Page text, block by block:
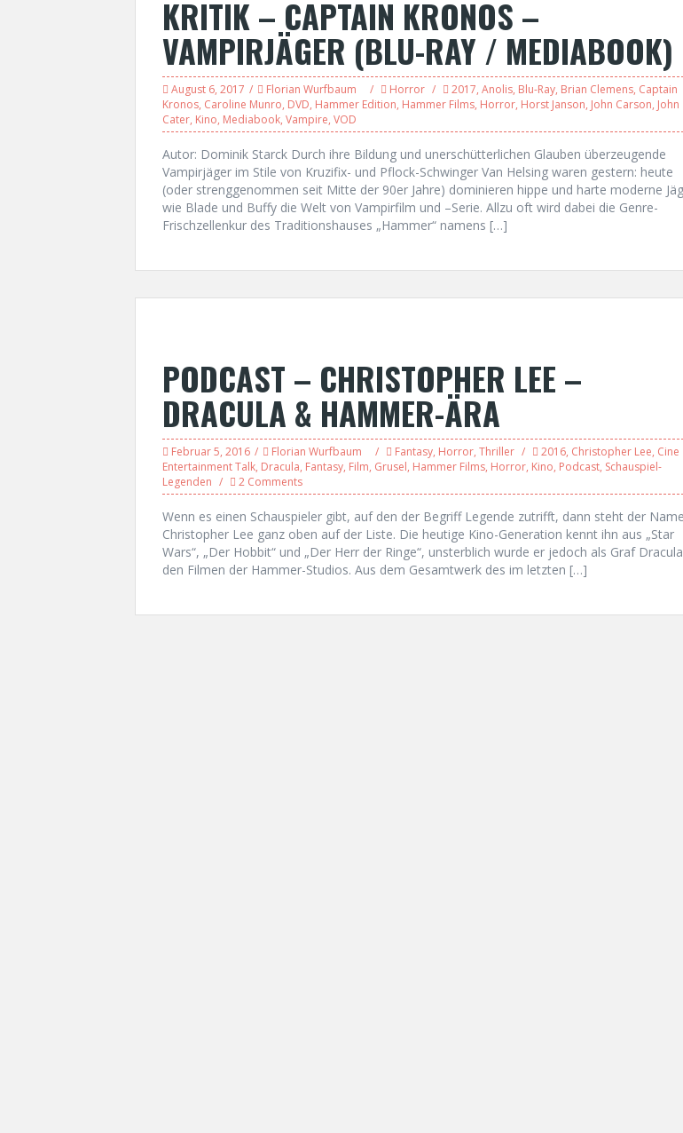
KRITIK – CAPTAIN KRONOS –
VAMPIRJÄGER (BLU-RAY / MEDIABOOK)
August 6, 2017 Florian Wurfbaum Horror 2017, Anolis, Blu-Ray, Brian Clemens, Captain
Kronos, Caroline Munro, DVD, Hammer Edition, Hammer Films, Horror, Horst Janson, John Carson, John
Cater, Kino, Mediabook, Vampire, VOD
Autor: Dominik Starck Durch ihre Bildung und unerschütterlichen Glauben überzeugende
Vampirjäger im Stile von Kruzifix- und Pflock-Schwinger Van Helsing waren gestern: heute
(oder strenggenommen seit Mitte der 90er Jahre) dominieren hippe und harte moderne
wie Blade und Buffy die Welt von Vampirfilm und –Serie. Allzu oft wird dabei die Genre-
Frischzellenkur des Traditionshauses „Hammer“ namens […]
PODCAST – CHRISTOPHER LEE –
DRACULA & HAMMER-ÄRA
Februar 5, 2016 Florian Wurfbaum Fantasy, Horror, Thriller 2016, Christopher Lee, Cine
Entertainment Talk, Dracula, Fantasy, Film, Grusel, Hammer Films, Horror, Kino, Podcast, Schauspiel-
Legenden
2 Comments
Wenn es einen Schauspieler gibt, auf den der Begriff Legende zutrifft, dann steht der Name
Christopher Lee ganz oben auf der Liste. Die heutige Kino-Generation kennt ihn aus „Star
Wars“, „Der Hobbit“ und „Der Herr der Ringe“, unsterblich wurde er jedoch als Graf
den Filmen der Hammer-Studios. Aus dem Gesamtwerk des im letzten […]